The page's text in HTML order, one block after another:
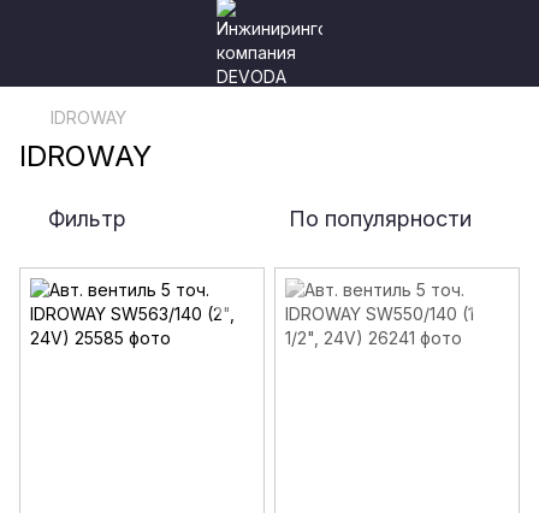
IDROWAY
IDROWAY
Фильтр По популярности